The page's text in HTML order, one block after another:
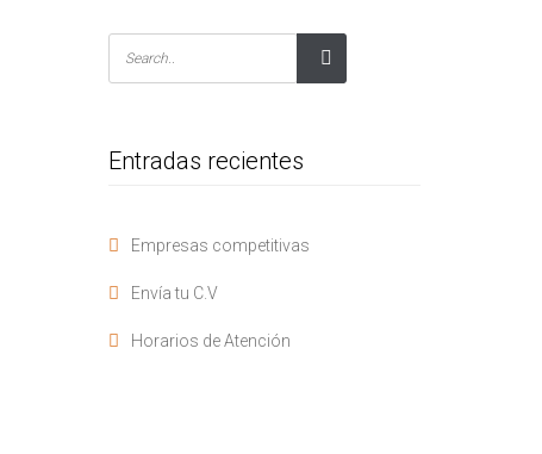
Entradas recientes
Empresas competitivas
Envía tu C.V
Horarios de Atención